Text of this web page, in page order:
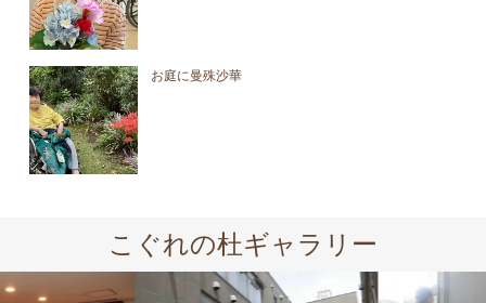
お庭に曼殊沙華
こぐれの杜ギャラリー